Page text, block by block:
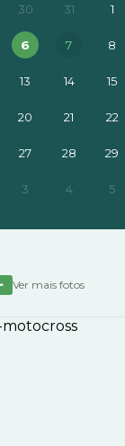
30 31 1
6 7 8
13 14 15
20 21 22
27 28 29
3 4 5
Ver mais fotos